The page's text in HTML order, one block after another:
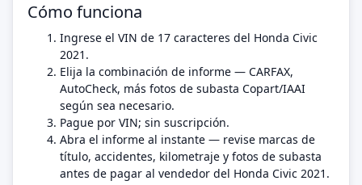
Cómo funciona
Ingrese el VIN de 17 caracteres del Honda Civic
2021.
Elija la combinación de informe — CARFAX,
AutoCheck, más fotos de subasta Copart/IAAI
según sea necesario.
Pague por VIN; sin suscripción.
Abra el informe al instante — revise marcas de
título, accidentes, kilometraje y fotos de subasta
antes de pagar al vendedor del Honda Civic 2021.